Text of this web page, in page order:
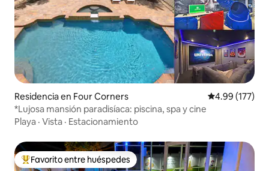
Residencia en Four Corners Calificación
4.99 (177)
*Lujosa mansión paradisíaca: piscina, spa y cine
Playa · Vista · Estacionamiento
De los mejores en Favorito entre huéspedes
Favorito entre huéspedes